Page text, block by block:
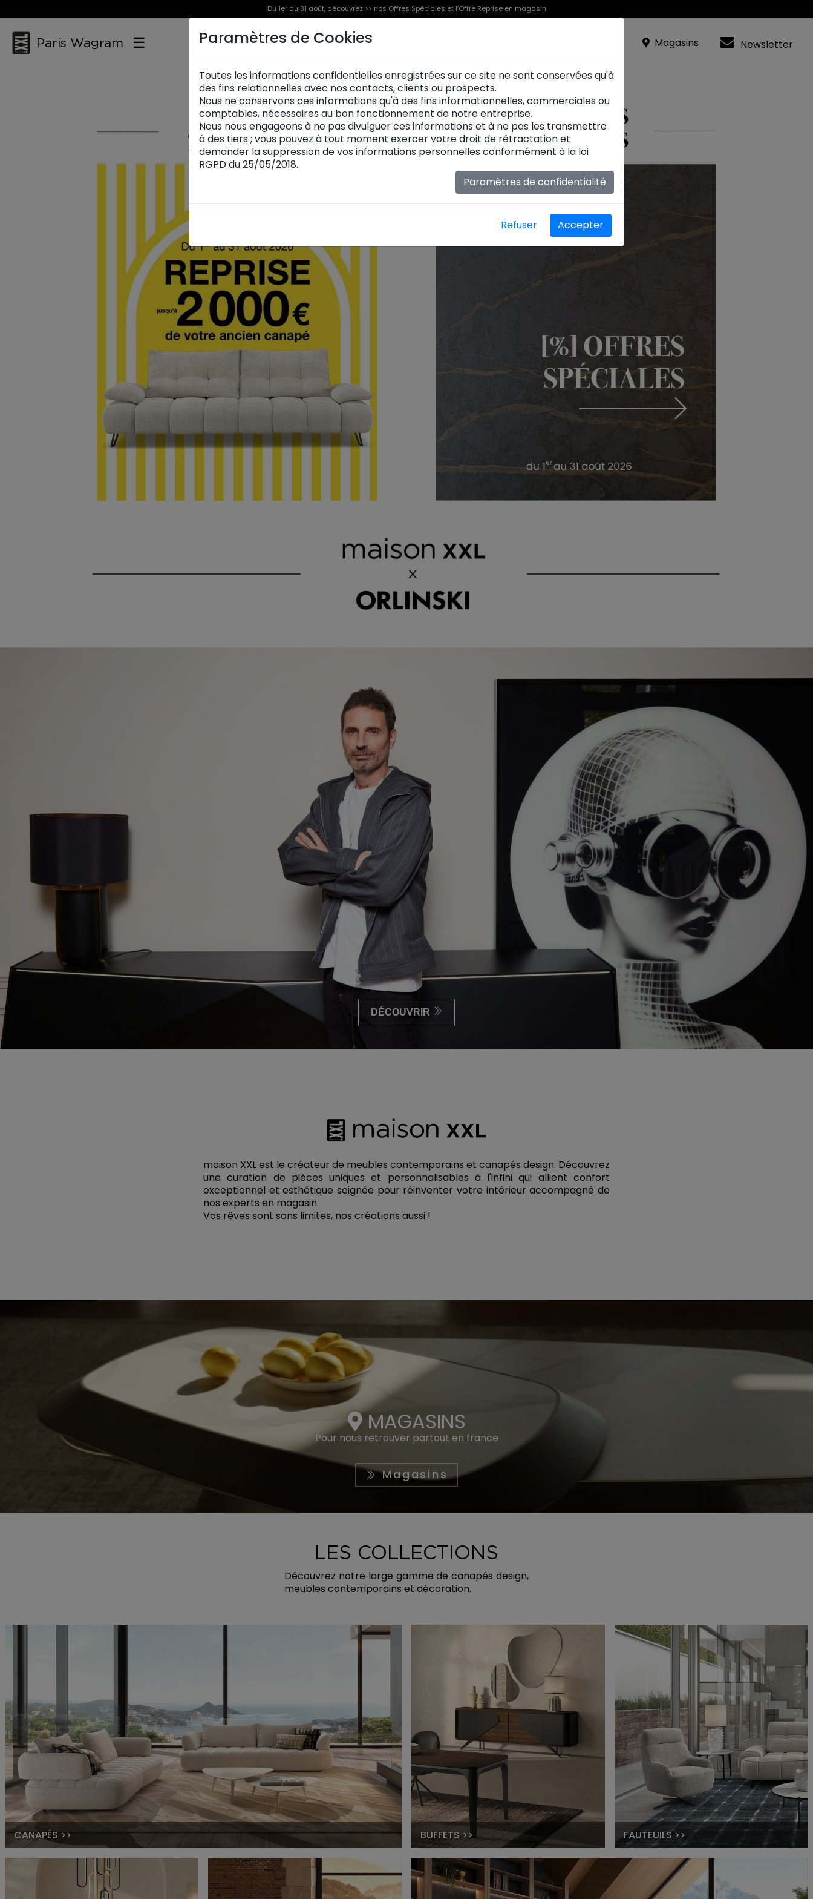
Du 1er au 31 août, découvrez >> nos Offres Spéciales et l’Offre Reprise en magasin
Paris Wagram ☰ Offre Reprise Offres Spéciales [%] Magasins Newsletter
REPRISE DE VOTRE MOBILIER
Jusqu'à 2000€
OFFRE REPRISE [%] OFFRES SPÉCIALES
DÉCOUVRIR
maison XXL est le créateur de meubles contemporains et canapés design. Découvrez
une curation de pièces uniques et personnalisables à l'infini qui allient confort
exceptionnel et esthétique soignée pour réinventer votre intérieur accompagné de
nos experts en magasin.
Vos rêves sont sans limites, nos créations aussi !
MAGASINS
Pour nous retrouver partout en france
Magasins
LES COLLECTIONS
Découvrez notre large gamme de canapés design,
meubles contemporains et décoration.
CANAPÉS >> BUFFETS >> FAUTEUILS >>
Paramètres de Cookies
Toutes les informations confidentielles enregistrées sur ce site ne sont conservées qu'à
des fins relationnelles avec nos contacts, clients ou prospects.
Nous ne conservons ces informations qu'à des fins informationnelles, commerciales ou
comptables, nécessaires au bon fonctionnement de notre entreprise.
Nous nous engageons à ne pas divulguer ces informations et à ne pas les transmettre
à des tiers ; vous pouvez à tout moment exercer votre droit de rétractation et
demander la suppression de vos informations personnelles conformément à la loi
RGPD du 25/05/2018.
Paramètres de confidentialité
Refuser Accepter